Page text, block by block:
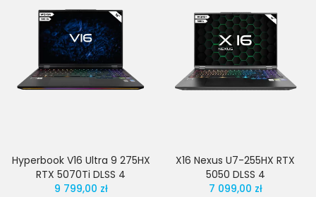
Hyperbook V16 Ultra 9 275HX
RTX 5070Ti DLSS 4
9 799,00 zł
X16 Nexus U7-255HX RTX
5050 DLSS 4
7 099,00 zł